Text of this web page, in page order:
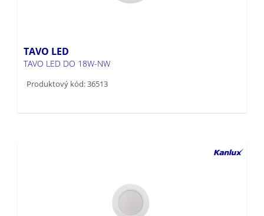
TAVO LED
TAVO LED DO 18W-NW
Produktový kód: 36513